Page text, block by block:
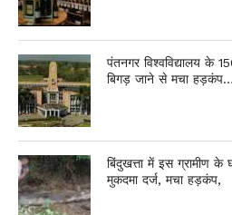
पंतनगर विश्वविद्यालय के
बिगड़ जाने से मचा हड़कंप…
बिंदुखत्ता में इस ग्रामीण
मुकदमा दर्ज, मचा हड़कंप,